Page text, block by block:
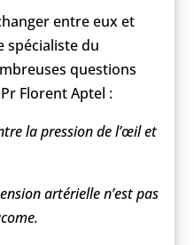
entre eux et
spécialiste du
questions
Florent Aptel :
la pression de l’œil et
artérielle n’est pas